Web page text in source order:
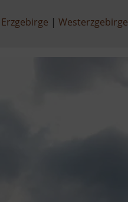
Westerzgebirge